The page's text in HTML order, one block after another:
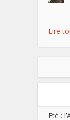
Lire
Eté :